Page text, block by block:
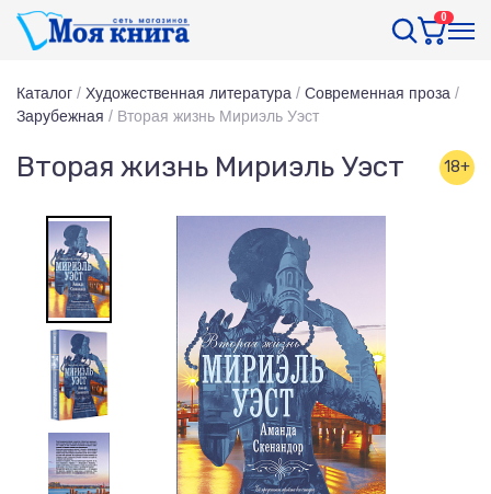
0
Каталог / Художественная литература / Современная проза /
Зарубежная / Вторая жизнь Мириэль Уэст
Вторая жизнь Мириэль Уэст 18+